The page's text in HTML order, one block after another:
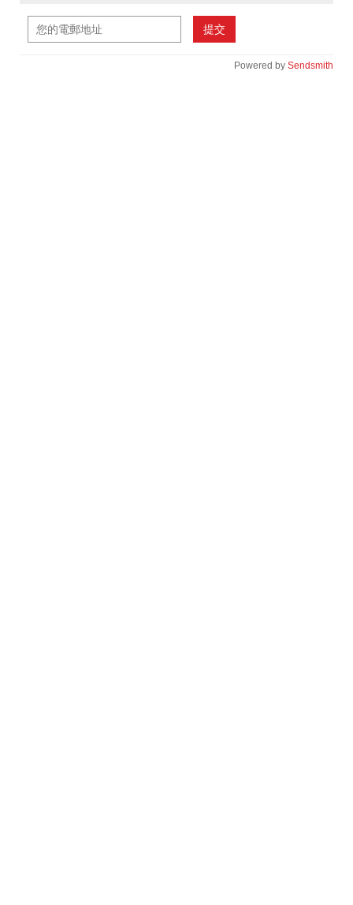
提交
Powered by Sendsmith